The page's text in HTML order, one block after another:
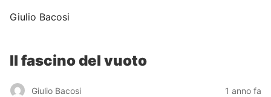
Giulio Bacosi
Il fascino del vuoto
Giulio Bacosi 1 anno fa